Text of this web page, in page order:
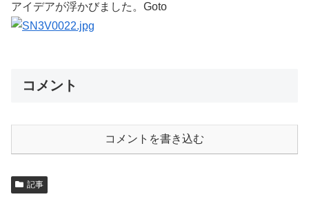
アイデアが浮かびました。Goto
コメント
コメントを書き込む
記事